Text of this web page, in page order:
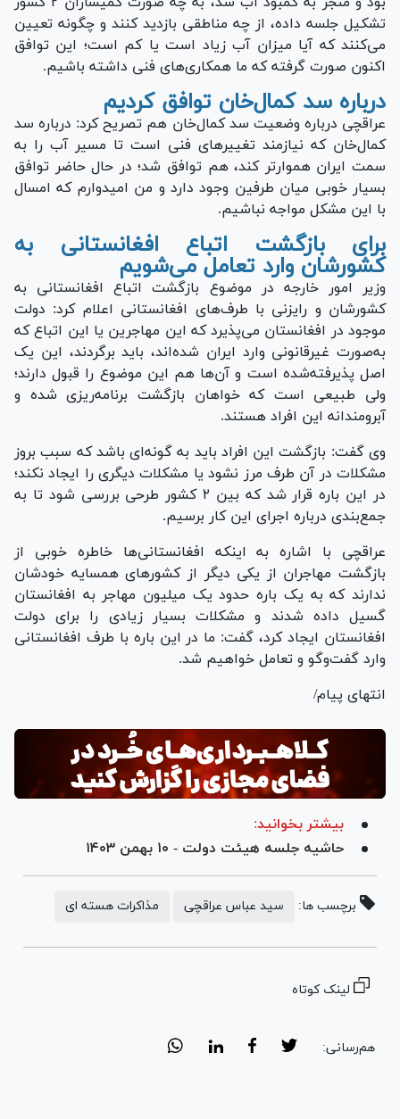
تشکیل جلسه داده، از چه مناطقی بازدید کنند و چگونه تعیین
می‌کنند که آیا میزان آب زیاد است یا کم است؛ این توافق
اکنون صورت گرفته که ما همکاری‌های فنی داشته باشیم.
درباره سد کمال‌خان توافق کردیم
عراقچی درباره وضعیت سد کمال‌خان هم تصریح کرد: درباره سد
کمال‌خان که نیازمند تغییر‌های فنی است تا مسیر آب را به
سمت ایران هموارتر کند، هم توافق شد؛ در حال حاضر توافق
بسیار خوبی میان طرفین وجود دارد و من امیدوارم که امسال
با این مشکل مواجه نباشیم.
برای بازگشت اتباع افغانستانی به
کشورشان وارد تعامل می‌شویم
وزیر امور خارجه در موضوع بازگشت اتباع افغانستانی به
کشورشان و رایزنی با طرف‌های افغانستانی اعلام کرد: دولت
موجود در افغانستان می‌پذیرد که این مهاجرین یا این اتباع که
به‌صورت غیرقانونی وارد ایران شده‌اند، باید برگردند، این یک
اصل پذیرفته‌شده است و آن‌ها هم این موضوع را قبول دارند؛
ولی طبیعی است که خواهان بازگشت برنامه‌ریزی شده و
آبرومندانه این افراد هستند.
وی گفت: بازگشت این افراد باید به گونه‌ای باشد که سبب بروز
مشکلات در آن طرف مرز نشود یا مشکلات دیگری را ایجاد نکند؛
در این باره قرار شد که بین ۲ کشور طرحی بررسی شود تا به
جمع‌بندی درباره اجرای این کار برسیم.
عراقچی با اشاره به اینکه افغانستانی‌ها خاطره خوبی از
بازگشت مهاجران از یکی دیگر از کشور‌های همسایه خودشان
ندارند که به یک باره حدود یک میلیون مهاجر به افغانستان
گسیل داده شدند و مشکلات بسیار زیادی را برای دولت
افغانستان ایجاد کرد، گفت: ما در این باره با طرف افغانستانی
وارد گفت‌و‌گو و تعامل خواهیم شد.
انتهای پیام/
بیشتر بخوانید:
حاشیه جلسه هیئت دولت - ۱۰ بهمن ۱۴۰۳
برچسب ها: سید عباس عراقچی مذاکرات هسته ای
لینک کوتاه
هم‌رسانی: